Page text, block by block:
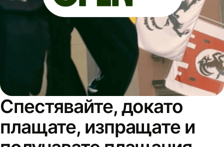
Спестявайте, докато
плащате, изпращате и